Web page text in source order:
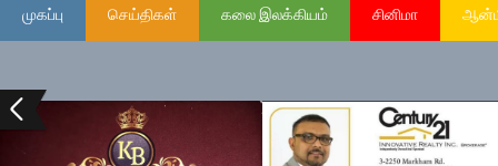
முகப்பு செய்திகள் கலை இலக்கியம் சினிமா